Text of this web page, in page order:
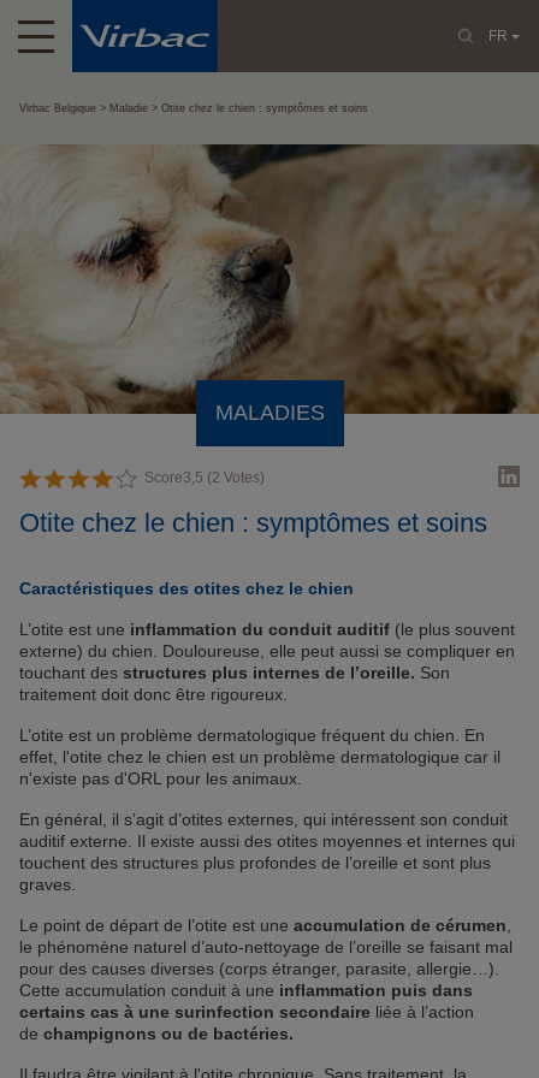
FR
Virbac Belgique Maladie Otite chez le chien : symptômes et soins
MALADIES
Score3,5 (2 Votes)
Otite chez le chien : symptômes et soins
Caractéristiques des otites chez le chien
L’otite est une inflammation du conduit auditif (le plus souvent
externe) du chien. Douloureuse, elle peut aussi se compliquer en
touchant des structures plus internes de l’oreille. Son
traitement doit donc être rigoureux.
L’otite est un problème dermatologique fréquent du chien. En
effet, l'otite chez le chien est un problème dermatologique car il
n'existe pas d'ORL pour les animaux.
En général, il s’agit d’otites externes, qui intéressent son conduit
auditif externe. Il existe aussi des otites moyennes et internes qui
touchent des structures plus profondes de l’oreille et sont plus
graves.
Le point de départ de l’otite est une accumulation de cérumen
le phénomène naturel d’auto-nettoyage de l’oreille se faisant mal
pour des causes diverses (corps étranger, parasite, allergie…).
Cette accumulation conduit à une inflammation puis dans
certains cas à une surinfection secondaire liée à l’action
de champignons ou de bactéries.